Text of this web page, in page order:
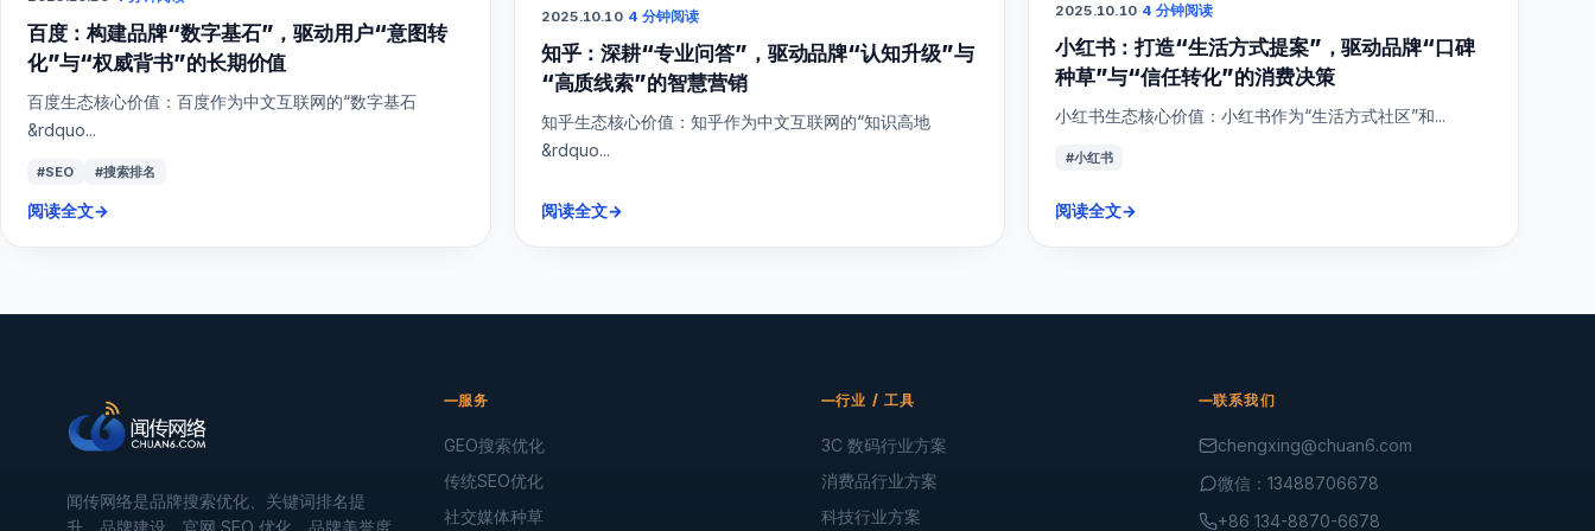
百度：构建品牌“数字基石”，驱动用户“意图转
化”与“权威背书”的长期价值
百度生态核心价值：百度作为中文互联网的“数字基石
&rdquo...
#SEO #搜索排名
阅读全文→
2025.10.10·4 分钟阅读
知乎：深耕“专业问答”，驱动品牌“认知升级”与
“高质线索”的智慧营销
知乎生态核心价值：知乎作为中文互联网的“知识高地
&rdquo...
阅读全文→
2025.10.10·4 分钟阅读
小红书：打造“生活方式提案”，驱动品牌“口碑
种草”与“信任转化”的消费决策
小红书生态核心价值：小红书作为“生活方式社区”和...
#小红书
阅读全文→
闻传网络是品牌搜索优化、关键词排名提
服务
GEO搜索优化
传统SEO优化
社交媒体种草
行业 / 工具
3C 数码行业方案
消费品行业方案
科技行业方案
联系我们
chengxing@chuan6.com
微信：13488706678
+86 134-8870-6678